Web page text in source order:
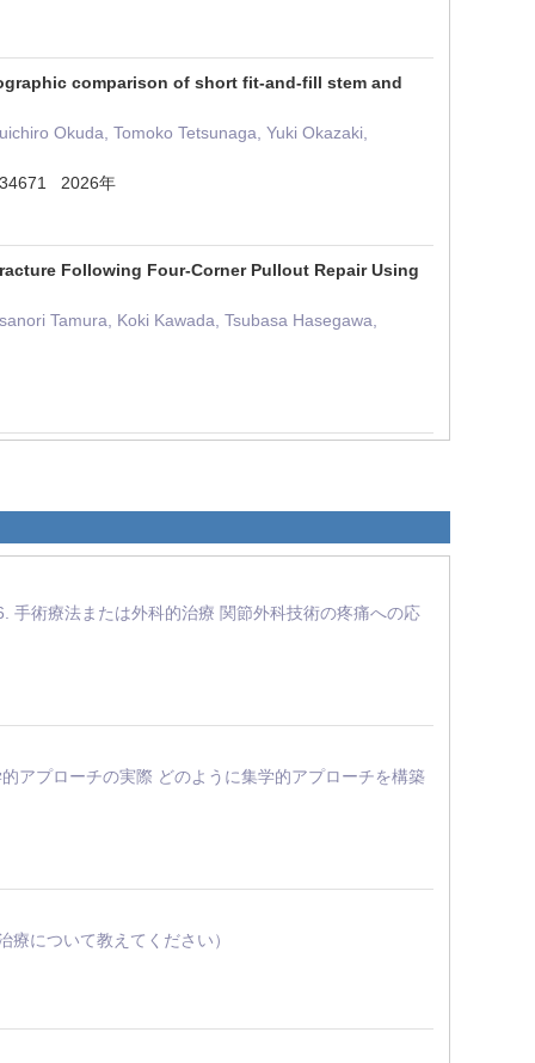
comparison of short fit-and-fill stem and
Okuda, Tomoko Tetsunaga, Yuki Okazaki,
2026年
Following Four-Corner Pullout Repair Using
Tamura, Koki Kawada, Tsubasa Hasegawa,
術療法または外科的治療 関節外科技術の疼痛への応
アプローチの実際 どのように集学的アプローチを構築
について教えてください）